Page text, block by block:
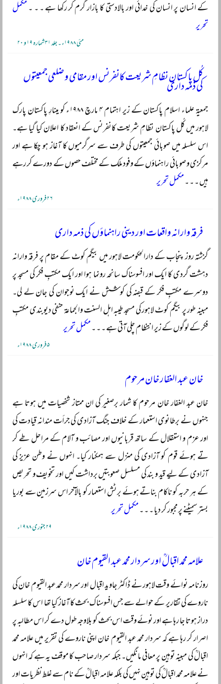
کے انسان پر انسان کی خدائی اور بالادستی کا بازار گرم کر رکھا ہے ۔ ۔ ۔ مکمل
تحریر
مئی ۱۹۸۸ء ۔ جلد ۳۱ شمارہ ۱۹ و ۲۰
کُل پاکستان نظامِ شریعت کانفرنس اور مقامی و ضلعی جمعیتوں
کی ذمہ داری
جمعیۃ علماء اسلام پاکستان کے زیر اہتمام ۴ مارچ ۱۹۸۸ء کو مینارِ پاکستان پارک
لاہور میں کُل پاکستان نظامِ شریعت کانفرنس کے انعقاد کا اعلان کیا گیا ہے۔
اس سلسلہ میں صوبائی جمعیتوں کی طرف سے سرگرمیوں کا آغاز ہو چکا ہے اور
مرکزی و صوبائی راہنماؤں کے وفود ملک کے مختلف حصوں کے دورے کر رہے
ہیں ۔ ۔ ۔ مکمل تحریر
۲۶ فروری ۱۹۸۸ء
فرقہ وارانہ واقعات اور دینی راہنماؤں کی ذمہ داری
گزشتہ روز پنجاب کے دارالحکومت لاہور میں بیگم کوٹ کے مقام پر فرقہ وارانہ
دہشت گردی کا ایک اور افسوسناک سانحہ رونما ہوا اور ایک مکتبِ فکر کی مسجد پر
دوسرے مکتبِ فکر کے قبضہ کی کوشش نے ایک نوجوان کی جان لے لی۔
مبینہ طور پر بیگم کوٹ لاہور کی مسجد طیبہ اہل السنت والجماعۃ حنفی دیوبندی مکتبِ
فکر کے لوگوں کے زیر انتظام چلی آتی ہے ۔ ۔ ۔ مکمل تحریر
۵ فروری ۱۹۸۸ء
خان عبد الغفار خان مرحوم
خان عبد الغفار خان مرحوم کا شمار برصغیر کی ان ممتاز شخصیات میں ہوتا ہے
جنہوں نے برطانوی استعمار کے خلاف جنگ آزادی کی جرأت مندانہ قیادت کی
اور عزم و استقلال کے ساتھ قربانیوں اور مصائب و آلام کے مراحل طے کر
تے ہوئے قوم کو آزادی کی منزل سے ہمکنار کیا۔ انہوں نے وطن عزیز کی
آزادی کے لیے قید و بند کی مسلسل صعوبتیں برداشت کیں اور تخویف و تحریص
کے ہر حربہ کو ناکام بناتے ہوئے برٹش استعمار کو بالآخر اس سرزمین سے بوریا
بستر سمیٹنے پر مجبور کر دیا ۔ ۔ ۔ مکمل تحریر
۲۹ جنوری ۱۹۸۸ء
علامہ محمد اقبالؒ اور سردار محمد عبد القیوم خان
روزنامہ نوائے وقت لاہور نے ڈاکٹر جاوید اقبال اور سردار محمد عبد القیوم خان کی
ناروے کی تقاریر کے حوالے سے جس افسوسناک بحث کا آغاز کیا تھا اس کا سلسلہ
دراز ہوتا جا رہا ہے اور نوئے وقت اس بحث کو بلاوجہ طول دے کر اس مطالبہ پر
اصرار کر رہا ہے کہ سردار محمد عبد القیوم خان اپنی ناروے کی تقریر میں علامہ محمد
اقبالؒ کی مبینہ توہین پر معافی مانگیں۔ جبکہ سردار صاحب کا موقف یہ ہے کہ انہوں
نے علامہ محمد اقبالؒ کی توہین نہیں کی بلکہ علامہ اقبالؒ کے نام سے غلط نظریات اور